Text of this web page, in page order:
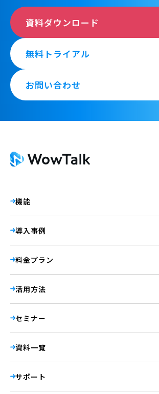
資料ダウンロード
無料トライアル
お問い合わせ
機能
導入事例
料金プラン
活用方法
セミナー
資料一覧
サポート